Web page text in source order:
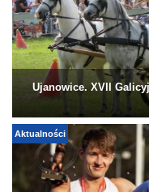
Ujanowice. XVII
Aktualności